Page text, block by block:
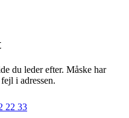
du leder efter. Måske har
i adressen.
22 33